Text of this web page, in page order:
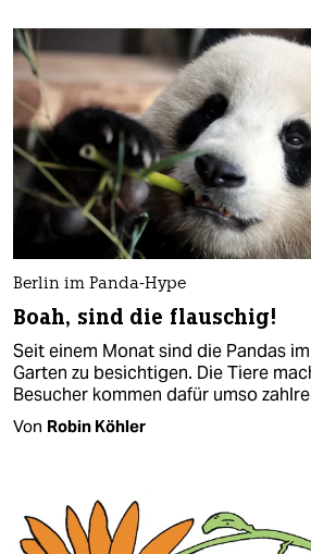
Berlin im Panda-Hype
Boah, sind die flauschig!
Seit einem Monat sind die Pandas
Garten zu besichtigen. Die Tiere
Besucher kommen dafür umso
Von Robin Köhler